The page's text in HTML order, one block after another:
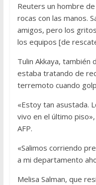
Reuters un hombre
rocas con las manos.
amigos, pero los
los equipos [de
Tulin Akkaya, también
estaba tratando de
terremoto cuando
«Estoy tan asustada.
vivo en el último
AFP.
«Salimos corriendo
a mi departamento
Melisa Salman, que